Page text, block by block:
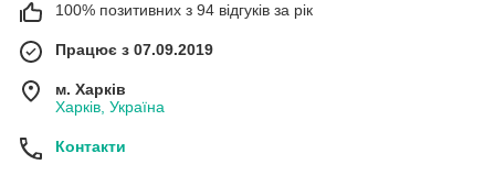
100% позитивних з 94 відгуків за рік
Працює з 07.09.2019
м. Харків
Харків, Україна
Контакти